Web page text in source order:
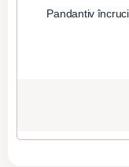
Pandantiv